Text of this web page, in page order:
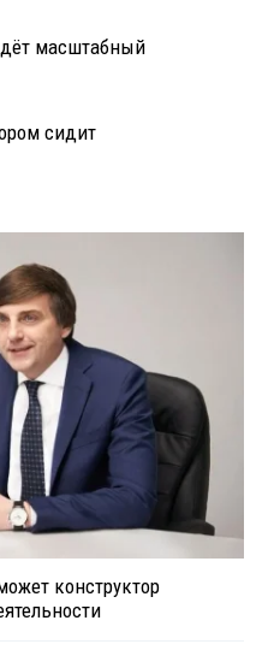
масштабный
сидит
конструктор